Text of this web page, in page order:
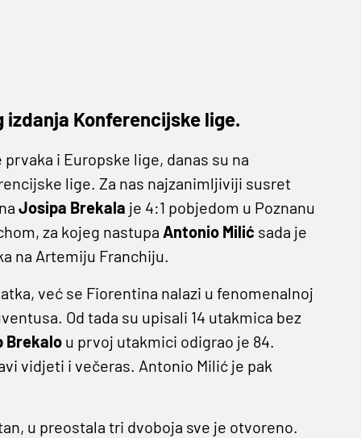
Konferencijske lige.
i Europske lige, danas su na
lige. Za nas najzanimljiviji susret
Josipa Brekala je 4:1 pobjedom u Poznanu
za kojeg nastupa Antonio Milić sada je
na Artemiju Franchiju.
već se Fiorentina nalazi u fenomenalnoj
Od tada su upisali 14 utakmica bez
Brekalou prvoj utakmici odigrao je 84.
vidjeti i večeras. Antonio Milić je pak
u preostala tri dvoboja sve je otvoreno.